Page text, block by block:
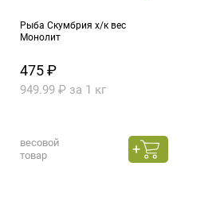
Рыба Скумбрия х/к вес
Монолит
475 ₽
949.99 ₽ за 1 кг
весовой
товар